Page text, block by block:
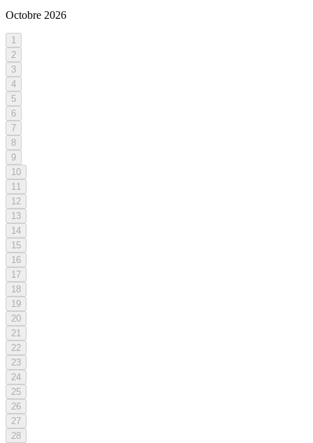
Octobre 2026
1
2
3
4
5
6
7
8
9
10
11
12
13
14
15
16
17
18
19
20
21
22
23
24
25
26
27
28